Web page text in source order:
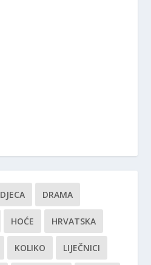
DJECA DRAMA
HOĆE HRVATSKA
KOLIKO LIJEČNICI